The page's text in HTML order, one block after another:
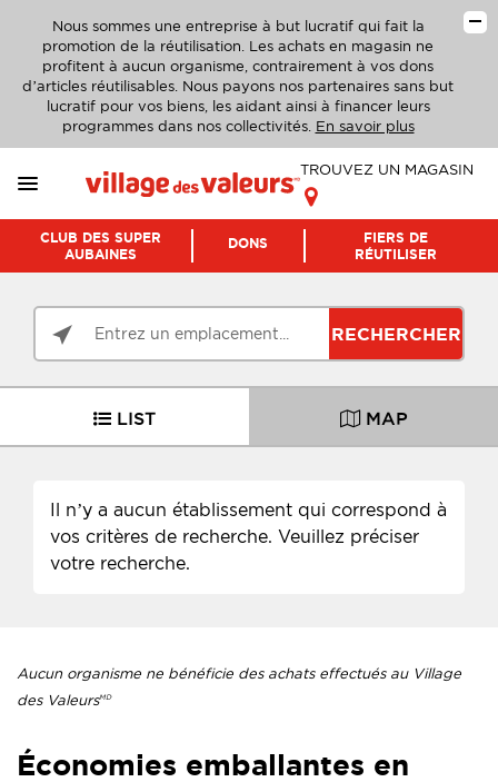
Nous sommes une entreprise à but lucratif qui fait la
promotion de la réutilisation. Les achats en magasin ne
profitent à aucun organisme, contrairement à vos dons
d’articles réutilisables. Nous payons nos partenaires sans but
lucratif pour vos biens, les aidant ainsi à financer leurs
programmes dans nos collectivités. En savoir plus
TROUVEZ UN MAGASIN
CLUB DES SUPER
AUBAINES
DONS
FIERS DE
RÉUTILISER
RECHERCHER
LIST MAP
Il n’y a aucun établissement qui correspond à
vos critères de recherche. Veuillez préciser
votre recherche.
Aucun organisme ne bénéficie des achats effectués au Village
des ValeursMD.
Économies emballantes en